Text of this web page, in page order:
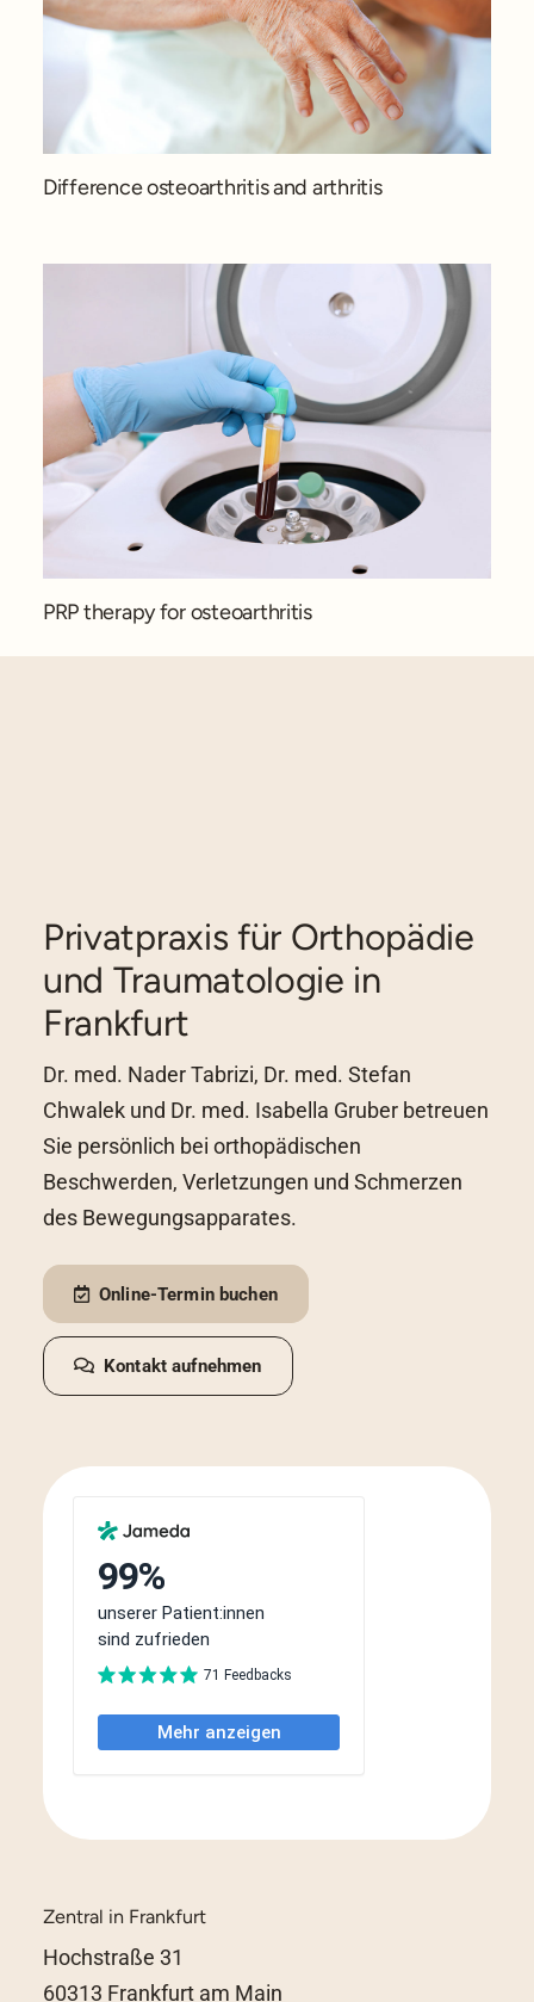
Difference osteoarthritis and arthritis
PRP therapy for osteoarthritis
Privatpraxis für Orthopädie
und Traumatologie in
Frankfurt
Dr. med. Nader Tabrizi, Dr. med. Stefan
Chwalek und Dr. med. Isabella Gruber betreuen
Sie persönlich bei orthopädischen
Beschwerden, Verletzungen und Schmerzen
des Bewegungsapparates.
Online-Termin buchen
Kontakt aufnehmen
Zentral in Frankfurt
Hochstraße 31
60313 Frankfurt am Main